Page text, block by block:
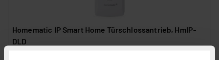
Homematic IP Smart Home Türschlossantrieb, HmIP-
DLD